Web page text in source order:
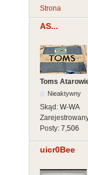
Strona
AS...
Toms
Nieaktywny
Skąd: W-WA
Posty: 7,506
uicr0Bee